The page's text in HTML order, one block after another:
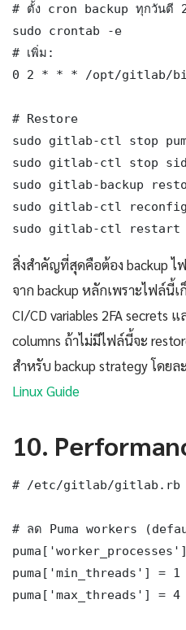
# ตั้ง cron backup ทุกวันตี
sudo crontab -e
# เพิ่ม:
0 2 * * * /opt/gitlab/bin/
# Restore
sudo gitlab-ctl stop
sudo gitlab-ctl stop
sudo gitlab-backup
sudo gitlab-ctl
sudo gitlab-ctl restart
สิ่งสำคัญที่สุดคือต้อง backup ไ
จาก backup หลักเพราะไฟล์นี้
CI/CD variables 2FA secrets
columns ถ้าไม่มีไฟล์นี้จะ
สำหรับ backup strategy โดยล
Linux Guide
10.
# /etc/gitlab/gitlab.rb —
# ลด Puma workers
puma['min_threads'] = 1
puma['max_threads'] = 4